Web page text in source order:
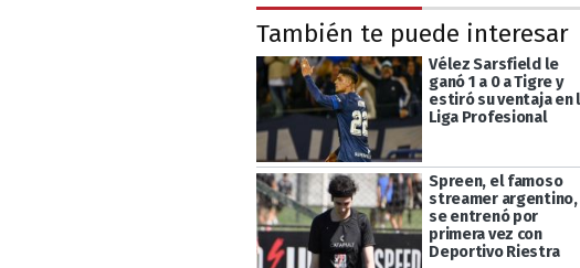
También te puede interesar
Vélez Sarsfield le
ganó 1 a 0 a Tigre y
estiró su ventaja en
Liga Profesional
Spreen, el famoso
streamer argentino,
se entrenó por
primera vez con
Deportivo Riestra